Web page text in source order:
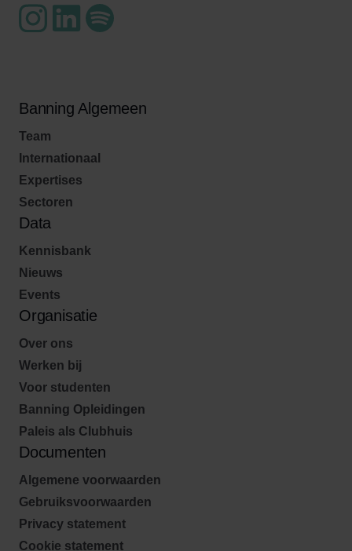
Banning Algemeen
Team
Internationaal
Expertises
Sectoren
Data
Kennisbank
Nieuws
Events
Organisatie
Over ons
Werken bij
Voor studenten
Banning Opleidingen
Paleis als Clubhuis
Documenten
Algemene voorwaarden
Gebruiksvoorwaarden
Privacy statement
Cookie statement